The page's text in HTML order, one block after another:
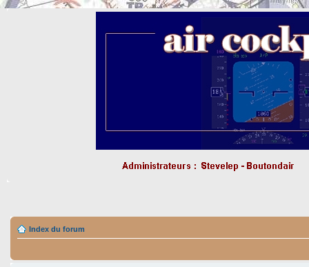
Index du forum